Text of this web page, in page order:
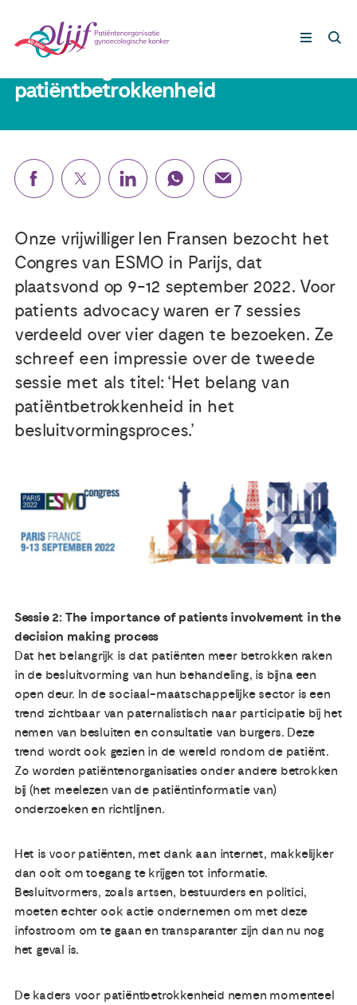
Nieuws
Agenda
Publicaties
Ervaringsdeskundigheid
Over ons
Contact
Lotgenoten
Leven met/na kanker
Steun ons
14 oktober 2022
patiëntbetrokkenheid
Onze vrijwilliger Ien Fransen bezocht het
Congres van ESMO in Parijs, dat
plaatsvond op 9-12 september 2022. Voor
patients advocacy waren er 7 sessies
verdeeld over vier dagen te bezoeken. Ze
schreef een impressie over de tweede
sessie met als titel: ‘Het belang van
patiëntbetrokkenheid in het
besluitvormingsproces.’
Sessie 2: The importance of patients involvement in the
decision making process
Dat het belangrijk is dat patiënten meer betrokken raken
in de besluitvorming van hun behandeling, is bijna een
open deur. In de sociaal-maatschappelijke sector is een
trend zichtbaar van paternalistisch naar participatie bij het
nemen van besluiten en consultatie van burgers. Deze
trend wordt ook gezien in de wereld rondom de patiënt.
Zo worden patiëntenorganisaties onder andere betrokken
bij (het meelezen van de patiëntinformatie van)
onderzoeken en richtlijnen.
Het is voor patiënten, met dank aan internet, makkelijker
dan ooit om toegang te krijgen tot informatie.
Besluitvormers, zoals artsen, bestuurders en politici,
moeten echter ook actie ondernemen om met deze
infostroom om te gaan en transparanter zijn dan nu nog
het geval is.
De kaders voor patiëntbetrokkenheid nemen momenteel